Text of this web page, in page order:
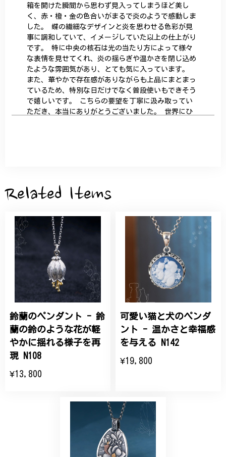
箱を開けた瞬間から思わず見入ってしまうほど美し
く、赤・橙・金の色合いがまるで炎のようで感動しま
した。 蝶の繊細なデザインと炎を思わせる色彩が見
事に調和していて、イメージしていた以上の仕上がり
です。 特に中央の核石は光の当たり方によって様々
な表情を見せてくれ、炎の揺らぎや温かさを閉じ込め
たような雰囲気があり、とても気に入っています。
また、華やかで存在感がありながらも上品にまとまっ
ているため、特別な日だけでなく普段使いもできそう
で嬉しいです。 こちらの要望を丁寧に汲み取ってい
ただき、本当にありがとうございました。 世界にひ
桃の花のブローチ プレゼント シルバー C002
こちらの要望にもスムーズにお応えいただき、無事に
商品を受け取れました。 ありがとうございました。
ひなげしの花のブローチ ご褒美 プレゼント C020
2025/07/27
大切な節目のお祝いに、母へのプレゼント用に購入さ
せていただきました。実際に目にすると 華美すぎず
丁寧なデザインで、イメージ以上にとても素敵な1点
【オーダーメイド】オリジナルリング
2025/06/16
Related Items
鈴蘭のペンダント - 鈴
蘭の鈴のような花が軽
やかに揺れる様子を再
現 N108
¥13,800
可愛い猫と犬のペンダ
ント - 温かさと幸福感
を与える N142
¥19,800